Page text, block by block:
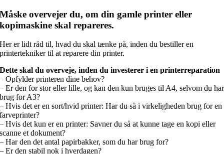
Måske overvejer du, om din gamle printer eller
kopimaskine skal repareres.
Her er lidt råd til, hvad du skal tænke på, inden du bestiller en
printertekniker til at reparere din printer.
Dette skal du overveje, inden du investerer i en printerreparation
– Opfylder printeren dine behov?
– Er den for stor eller lille, og kan den kun bruges til A4, selvom du har
brug for A3?
– Hvis det er en sort/hvid printer: Har du så i virkeligheden brug for en
farveprinter?
– Hvis det kun er en printer: Savner du så at kunne tage en kopi eller
scanne et dokument?
– Har den det antal papirbakker, som du har brug for?
– Er den stabil nok i hverdagen?